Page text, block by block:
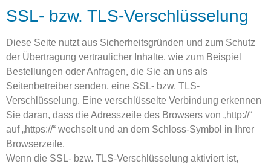
SSL- bzw. TLS-Verschlüsselung
Diese Seite nutzt aus Sicherheitsgründen und zum Schutz
der Übertragung vertraulicher Inhalte, wie zum Beispiel
Bestellungen oder Anfragen, die Sie an uns als
Seitenbetreiber senden, eine SSL- bzw. TLS-
Verschlüsselung. Eine verschlüsselte Verbindung erkennen
Sie daran, dass die Adresszeile des Browsers von „http://“
auf „https://“ wechselt und an dem Schloss-Symbol in Ihrer
Browserzeile.
Wenn die SSL- bzw. TLS-Verschlüsselung aktiviert ist,